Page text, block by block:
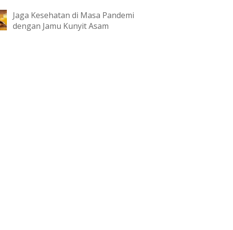
Jaga Kesehatan di Masa Pandemi
dengan Jamu Kunyit Asam